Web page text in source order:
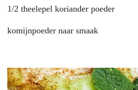
1/2 theelepel koriander poeder
komijnpoeder naar smaak